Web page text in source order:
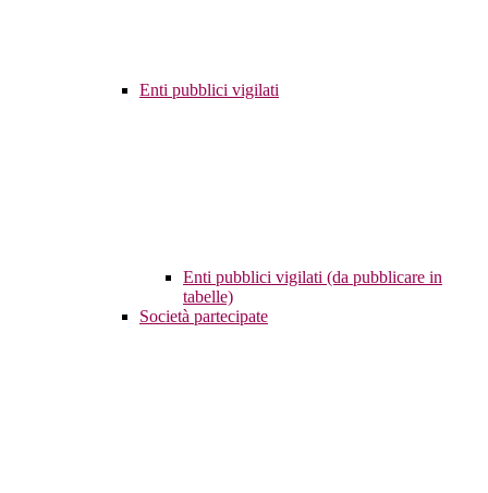
Enti pubblici vigilati
Enti pubblici vigilati (da pubblicare in
tabelle)
Società partecipate